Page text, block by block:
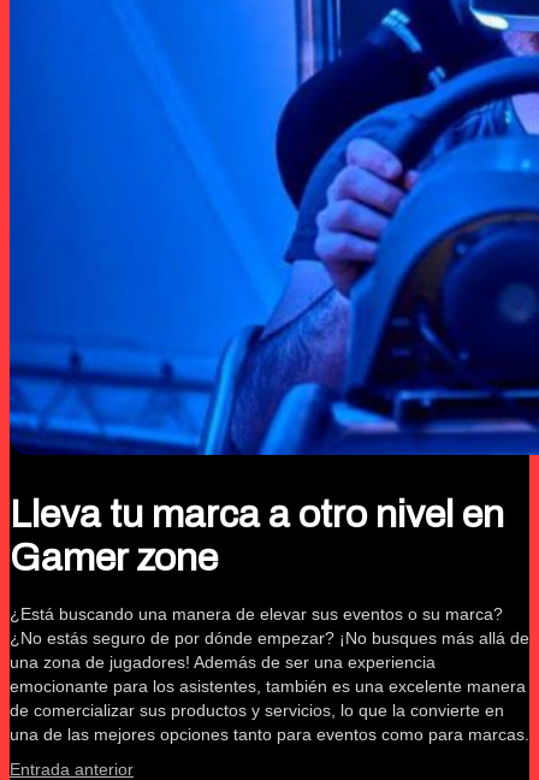
Lleva tu marca a otro nivel en
Gamer zone
¿Está buscando una manera de elevar sus eventos o su marca?
¿No estás seguro de por dónde empezar? ¡No busques más allá de
una zona de jugadores! Además de ser una experiencia
emocionante para los asistentes, también es una excelente manera
de comercializar sus productos y servicios, lo que la convierte en
una de las mejores opciones tanto para eventos como para marcas.
Entrada anterior